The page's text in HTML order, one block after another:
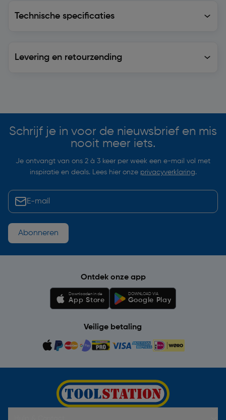
Technische specificaties
Levering en retourzending
Schrijf je in voor de nieuwsbrief en mis
nooit meer iets.
Je ontvangt van ons 2 à 3 keer per week een e-mail vol met
inspiratie en deals. Lees hier onze privacyverklaring.
Abonneren
Ontdek onze app
Downloaden in de
App Store
DOWNLOAD VIA
Google Play
Veilige betaling